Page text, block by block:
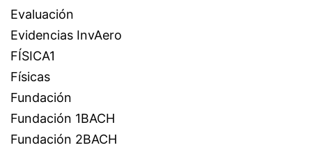
Evaluación
Evidencias InvAero
FÍSICA1
Físicas
Fundación
Fundación 1BACH
Fundación 2BACH